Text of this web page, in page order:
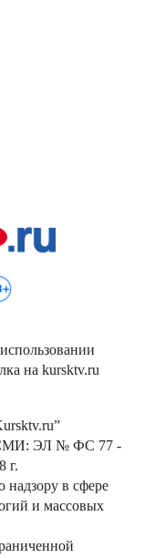
на kursktv.ru
СМИ: ЭЛ № ФС 77 -
г.
в сфере
и массовых